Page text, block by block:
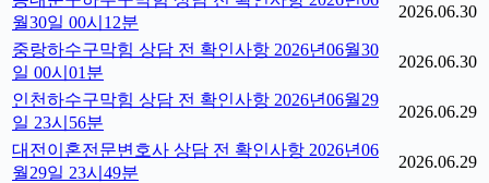
월30일 00시12분
2026.06.30
중랑하수구막힘 상담 전 확인사항 2026년06월30
일 00시01분
2026.06.30
인천하수구막힘 상담 전 확인사항 2026년06월29
일 23시56분
2026.06.29
대전이혼전문변호사 상담 전 확인사항 2026년06
월29일 23시49분
2026.06.29